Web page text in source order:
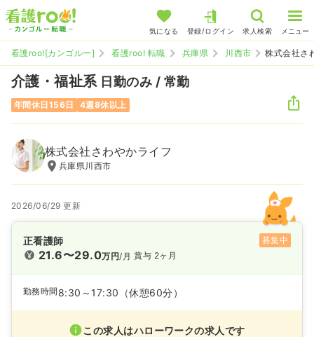
気になる 登録/ログイン 求人検索 メニュー
看護roo![カンゴルー] 看護roo! 転職 兵庫県 川西市 株式会社さ
介護・福祉系 日勤のみ / 常勤
年間休日156日 4週8休以上
株式会社さわやかライフ
兵庫県川西市
2026/06/29 更新
正看護師 募集中
21.6〜29.0万円/月 賞与 2ヶ月
勤務時間 8:30～17:30 （休憩60分）
この求人はハローワークの求人です